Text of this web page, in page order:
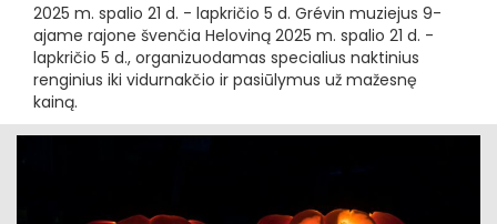
2025 m. spalio 21 d. - lapkričio 5 d. Grévin muziejus 9-
ajame rajone švenčia Heloviną 2025 m. spalio 21 d. -
lapkričio 5 d., organizuodamas specialius naktinius
renginius iki vidurnakčio ir pasiūlymus už mažesnę
kainą.